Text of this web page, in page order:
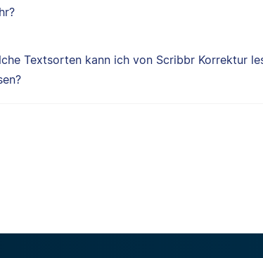
Textsorten kann ich von Scribbr Korrektur